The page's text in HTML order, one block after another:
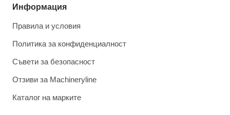
Информация
Правила и условия
Политика за конфиденциалност
Съвети за безопасност
Отзиви за Machineryline
Каталог на марките